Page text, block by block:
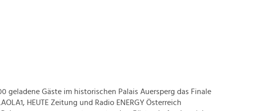
geladene Gäste im historischen Palais Auersperg das Finale
HEUTE Zeitung und Radio ENERGY Österreich